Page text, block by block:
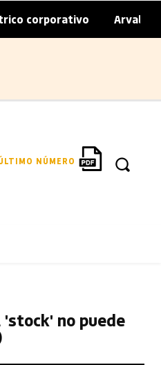
| Arval convierte en
NÚMERO
'stock' no puede